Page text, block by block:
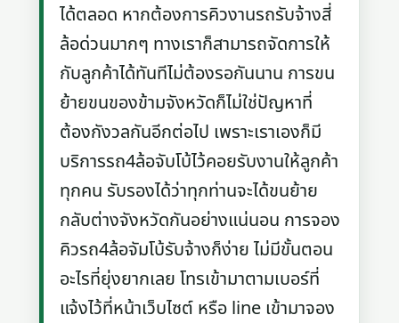
ได้ตลอด หากต้องการคิวงานรถรับจ้างสี่
ล้อด่วนมากๆ ทางเราก็สามารถจัดการให้
กับลูกค้าได้ทันทีไม่ต้องรอกันนาน การขน
ย้ายขนของข้ามจังหวัดก็ไม่ใช่ปัญหาที่
ต้องกังวลกันอีกต่อไป เพราะเราเองก็มี
บริการรถ4ล้อจับโบ้ไว้คอยรับงานให้ลูกค้า
ทุกคน รับรองได้ว่าทุกท่านจะได้ขนย้าย
กลับต่างจังหวัดกันอย่างแน่นอน การจอง
คิวรถ4ล้อจัมโบ้รับจ้างก็ง่าย ไม่มีขั้นตอน
อะไรที่ยุ่งยากเลย โทรเข้ามาตามเบอร์ที่
แจ้งไว้ที่หน้าเว็บไซต์ หรือ line เข้ามาจอง